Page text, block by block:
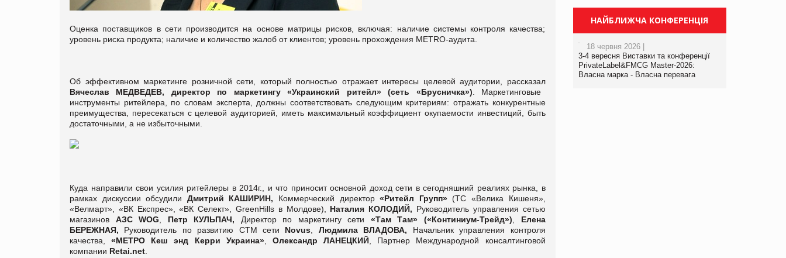
Оценка поставщиков в сети производится на основе матрицы рисков, включая: наличие системы контроля качества;
уровень риска продукта; наличие и количество жалоб от клиентов; уровень прохождения METRO-аудита.
Об эффективном маркетинге розничной сети, который полностью отражает интересы целевой аудитории,
рассказал
Вячеслав МЕДВЕДЕВ, директор по маркетингу «Украинский ритейл» (сеть «Брусничка») . Маркетинговые
инструменты ритейлера, по словам эксперта, должны соответствовать следующим критериям: отражать конкурентные
преимущества, пересекаться с целевой аудиторией, иметь максимальный коэффициент окупаемости инвестиций, быть
достаточными, а не избыточными.
Куда направили свои усилия ритейлеры в 2014г., и что приносит основной доход сети в сегодняшний реалиях рынка, в
рамках дискуссии обсудили Дмитрий КАШИРИН, Коммерческий директор«Ритейл Групп»(ТС «Велика Кишеня»,
«Велмарт», «ВК Експрес», «ВК Селект», GreenHills в Молдове),
Наталия КОЛОДИЙ, Руководитель управления сетью
магазинов АЗС WOG Петр КУЛЬПАЧ, Директор по маркетингу сети «Там Там» («Континиум-Трейд»)
Елена
БЕРЕЖНАЯ, Руководитель по развитию СТМ сети Novus Людмила ВЛАДОВА, Начальник управления контроля
качества,«МЕТРО Кеш энд Керри Украина», Олександр ЛАНЕЦКИЙ , Партнер Международной консалтинговой
компании Retai.net
НАЙБЛИЖЧА КОНФЕРЕНЦІЯ
18 червня 2026 |
3-4 вересня Виставки та конференції
PrivateLabel&FMCG Master-2026:
Власна марка - Власна перевага